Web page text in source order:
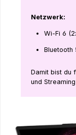
Netzwerk:
Wi-Fi 6
Bluetooth
Damit bist du
und